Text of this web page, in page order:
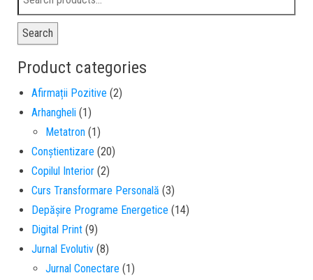
Search
Product categories
Afirmații Pozitive (2)
Arhangheli (1)
Metatron (1)
Conștientizare (20)
Copilul Interior (2)
Curs Transformare Personală (3)
Depășire Programe Energetice (14)
Digital Print (9)
Jurnal Evolutiv (8)
Jurnal Conectare (1)